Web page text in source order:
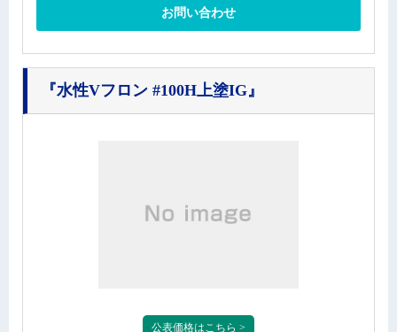
お問い合わせ
『水性Vフロン #100H上塗IG』
公表価格はこちら >